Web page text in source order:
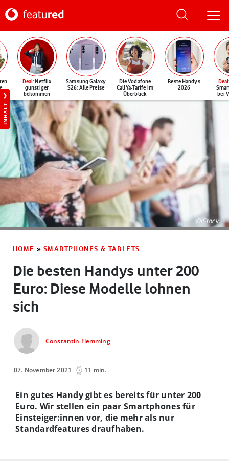
Deal: Netflix
günstiger
bekommen
Samsung Galaxy
S26: Alle Preise
Die Vodafone
CallYa-Tarife im
Überblick
Beste Handys
2026
Deal
bei
INHALT
©iStock
HOME » SMARTPHONES & TABLETS
Die besten Handys unter 200
Euro: Diese Modelle lohnen
sich
Constantin Flemming
07. November 2021 11 min.
Ein gutes Handy gibt es bereits für unter 200
Euro. Wir stellen ein paar Smartphones für
Einsteiger:innen vor, die mehr als nur
Standardfeatures draufhaben.